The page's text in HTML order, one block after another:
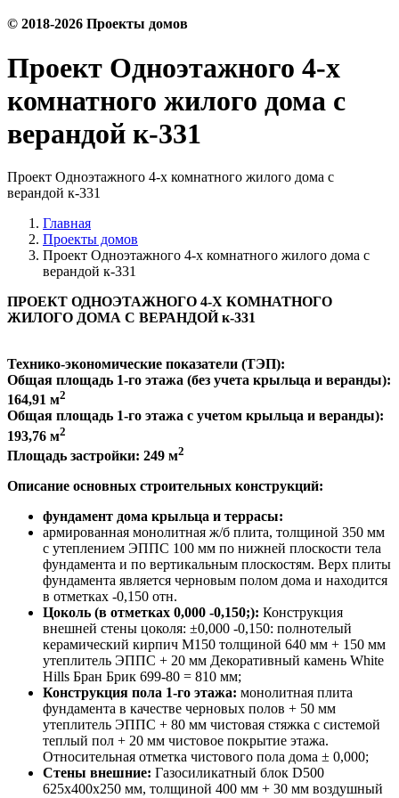
© 2018-2026 Проекты домов
Проект Одноэтажного 4-х
комнатного жилого дома с
верандой к-331
Проект Одноэтажного 4-х комнатного жилого дома с
верандой к-331
Главная
Проекты домов
Проект Одноэтажного 4-х комнатного жилого дома с
верандой к-331
ПРОЕКТ ОДНОЭТАЖНОГО 4-Х КОМНАТНОГО
ЖИЛОГО ДОМА С ВЕРАНДОЙ к-331
Технико-экономические показатели (ТЭП):
Общая площадь 1-го этажа (без учета крыльца и веранды):
164,91 м2
Общая площадь 1-го этажа с учетом крыльца и веранды):
193,76 м2
Площадь застройки: 249 м2
Описание основных строительных конструкций:
фундамент дома крыльца и террасы:
армированная монолитная ж/б плита, толщиной 350 мм
с утеплением ЭППС 100 мм по нижней плоскости тела
фундамента и по вертикальным плоскостям. Верх плиты
фундамента является черновым полом дома и находится
в отметках -0,150 отн.
Цоколь (в отметках 0,000 -0,150;): Конструкция
внешней стены цоколя: ±0,000 -0,150: полнотелый
керамический кирпич М150 толщиной 640 мм + 150 мм
утеплитель ЭППС + 20 мм Декоративный камень White
Hills Бран Брик 699-80 = 810 мм;
Конструкция пола 1-го этажа: монолитная плита
фундамента в качестве черновых полов + 50 мм
утеплитель ЭППС + 80 мм чистовая стяжка с системой
теплый пол + 20 мм чистовое покрытие этажа.
Относительная отметка чистового пола дома ± 0,000;
Стены внешние: Газосиликатный блок D500
625х400х250 мм, толщиной 400 мм + 30 мм воздушный